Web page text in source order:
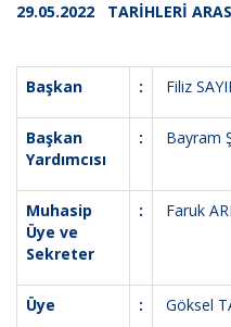
29.05.2022 TARİHLERİ
Başkan : Filiz
Başkan
Yardımcısı
: Bayram
Muhasip
Üye ve
Sekreter
: Faruk
Üye : Göksel